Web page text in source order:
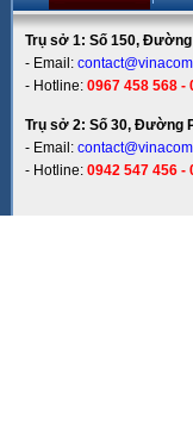
Trụ sở 1: Số 150, Đường
- Email:
- Hotline: 0967 458 568 -
Trụ sở 2: Số 30, Đường
- Email:
- Hotline: 0942 547 456 -